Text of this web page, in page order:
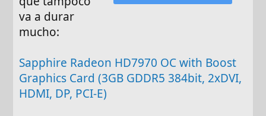
va a durar
mucho:
Sapphire Radeon HD7970 OC with Boost
Graphics Card (3GB GDDR5 384bit, 2xDVI,
HDMI, DP, PCI-E)